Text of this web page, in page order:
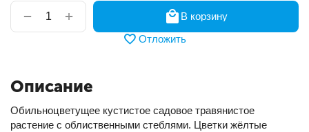
+
−
В корзину
Отложить
Описание
Обильноцветущее кустистое садовое травянистое
растение с облиственными стеблями. Цветки жёлтые